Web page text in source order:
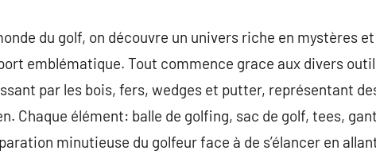
du golf, on découvre un univers riche en mystères
emblématique. Tout commence grace aux divers
par les bois, fers, wedges et putter, représentant
Chaque élément: balle de golfing, sac de golf, tees,
minutieuse du golfeur face à de s’élancer en